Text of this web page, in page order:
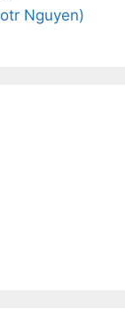
Nguyen)